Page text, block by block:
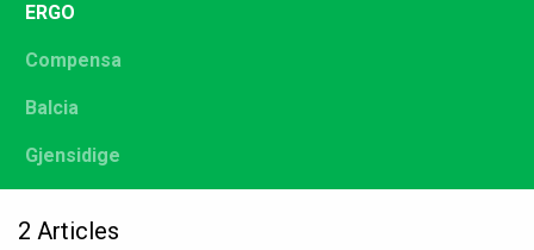
ERGO
Compensa
Balcia
Gjensidige
2 Articles